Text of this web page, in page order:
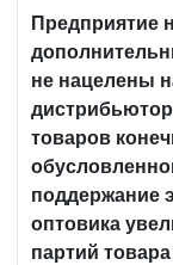
Предприятие
не нацелены
товаров
поддержание
оптовика
партий